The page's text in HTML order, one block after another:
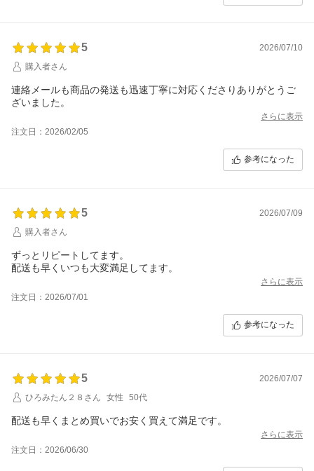
5
2026/07/10
購入者さん
連絡メールも商品の発送も迅速丁寧に対応くださりありがとうご
ざいました。
さらに表示
注文日：2026/02/05
参考になった
5
2026/07/09
購入者さん
ずっとリピートしてます。
さらに表示
注文日：2026/07/01
参考になった
5
2026/07/07
ひろみたん２８さん
女性 50代
配送も早くまとめ買いでお安く買えて満足です。
さらに表示
注文日：2026/06/30